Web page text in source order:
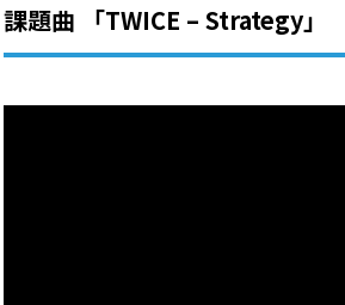
課題曲 「TWICE – Strategy」